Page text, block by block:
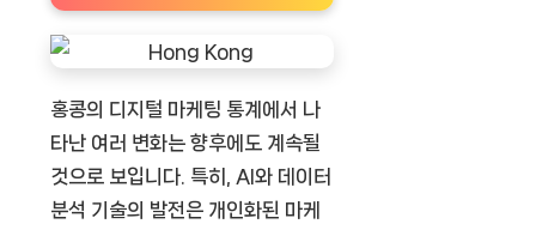
홍콩의 디지털 마케팅 통계에서 나
타난 여러 변화는 향후에도 계속될
것으로 보입니다. 특히, AI와 데이터
분석 기술의 발전은 개인화된 마케